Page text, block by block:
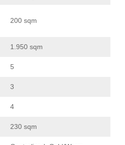
200 sqm
1.950 sqm
5
3
4
230 sqm